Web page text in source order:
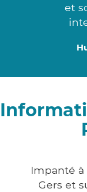
et
Impanté
Gers et